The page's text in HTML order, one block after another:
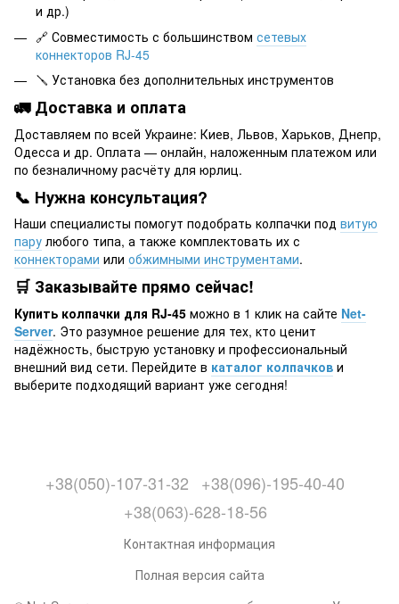
и др.)
🔗 Совместимость с большинством сетевых
коннекторов RJ-45
🪛 Установка без дополнительных инструментов
🚛 Доставка и оплата
Доставляем по всей Украине: Киев, Львов, Харьков, Днепр,
Одесса и др. Оплата — онлайн, наложенным платежом или
по безналичному расчёту для юрлиц.
📞 Нужна консультация?
Наши специалисты помогут подобрать колпачки под витую
пару любого типа, а также комплектовать их с
коннекторами или обжимными инструментами.
🛒 Заказывайте прямо сейчас!
Купить колпачки для RJ-45 можно в 1 клик на сайте Net-
Server. Это разумное решение для тех, кто ценит
надёжность, быструю установку и профессиональный
внешний вид сети. Перейдите в каталог колпачков и
выберите подходящий вариант уже сегодня!
+38(050)-107-31-32
+38(096)-195-40-40
+38(063)-628-18-56
Контактная информация
Полная версия сайта